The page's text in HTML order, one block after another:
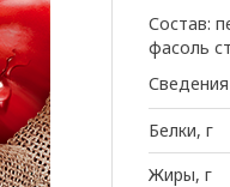
Состав:
фасоль
Белки, г
Жиры, г